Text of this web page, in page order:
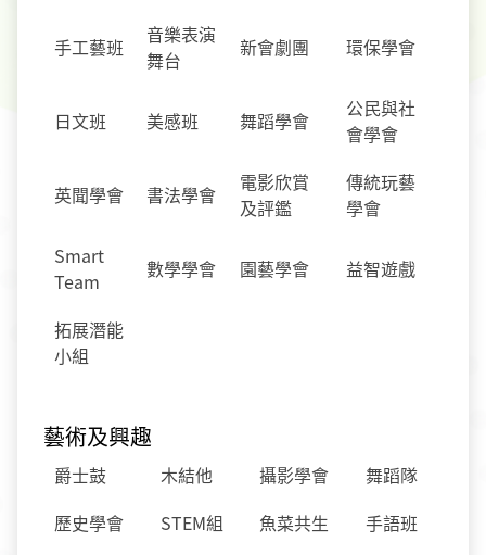
手工藝班
音樂表演
舞台
新會劇團 環保學會
日文班 美感班 舞蹈學會
公民與社
會學會
英聞學會 書法學會
電影欣賞
及評鑑
傳統玩藝
學會
Smart
Team
數學學會 園藝學會 益智遊戲
拓展潛能
小組
藝術及興趣
爵士鼓 木結他 攝影學會
舞蹈隊
歷史學會
STEM組 魚菜共生
手語班